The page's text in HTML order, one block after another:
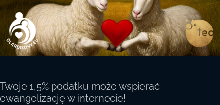
Twoje 1,5% podatku może wspierać
ewangelizację w internecie!